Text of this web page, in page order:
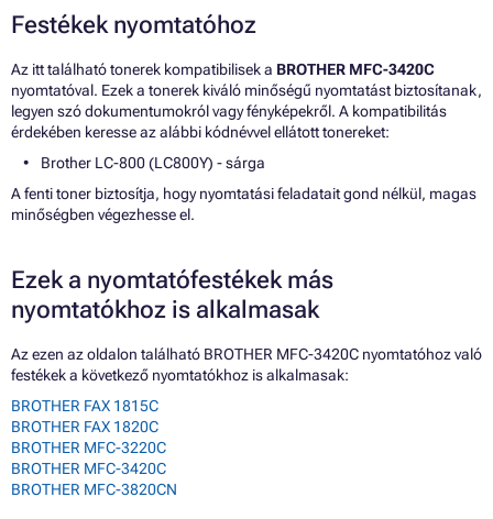
Festékek nyomtatóhoz
Az itt található tonerek kompatibilisek a BROTHER MFC-3420C
nyomtatóval. Ezek a tonerek kiváló minőségű nyomtatást biztosítanak,
legyen szó dokumentumokról vagy fényképekről. A kompatibilitás
érdekében keresse az alábbi kódnévvel ellátott tonereket:
Brother LC-800 (LC800Y) - sárga
A fenti toner biztosítja, hogy nyomtatási feladatait gond nélkül, magas
minőségben végezhesse el.
Ezek a nyomtatófestékek más
nyomtatókhoz is alkalmasak
Az ezen az oldalon található BROTHER MFC-3420C nyomtatóhoz való
festékek a következő nyomtatókhoz is alkalmasak:
BROTHER FAX 1815C
BROTHER FAX 1820C
BROTHER MFC-3220C
BROTHER MFC-3420C
BROTHER MFC-3820CN